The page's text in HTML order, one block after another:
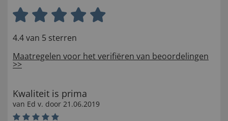
4.4 van 5 sterren
Maatregelen voor het verifiëren van beoordelingen
>>
Kwaliteit is prima
van Ed v. door 21.06.2019